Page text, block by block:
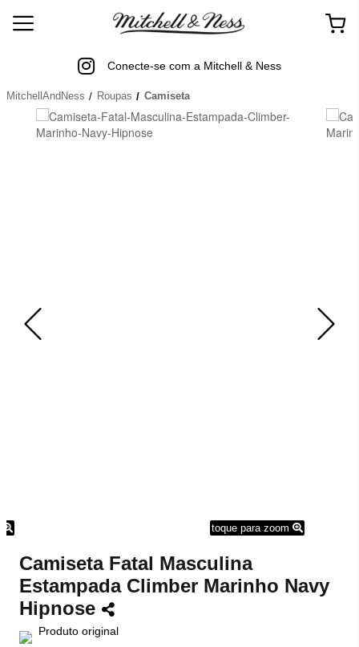
Conecte-se com a Mitchell & Ness
MitchellAndNess Roupas Camiseta
toque para zoom
Camiseta Fatal Masculina
Estampada Climber Marinho Navy
Hipnose
Produto original